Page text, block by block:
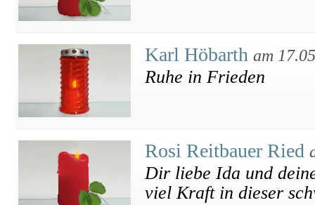
Karl Höbarth am
Ruhe in Frieden
Rosi Reitbauer Ried
Dir liebe Ida und
viel Kraft in dieser